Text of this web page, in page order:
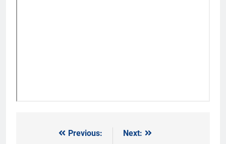
МэдээнийPrevious:
Next: